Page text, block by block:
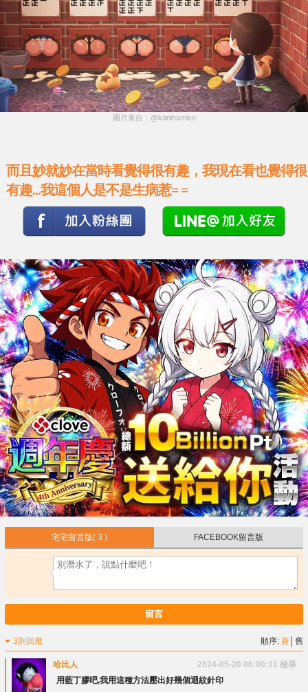
圖片來自：@kanihamiso
而且妙就妙在當時看覺得很有趣，我現在看也覺得很
有趣...我這個人是不是生病惹= =
宅宅留言版( 3 ) FACEBOOK留言版
留言
3則回應 順序:新 │舊
哈比人 2024-05-20 06:00:11 檢舉
用藍丁膠吧,我用這種方法壓出好幾個迴紋針印